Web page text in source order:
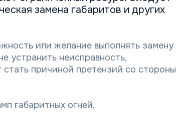
замена габаритов и других
или желание выполнять замену
устранить неисправность,
причиной претензий со стороны
габаритных огней.